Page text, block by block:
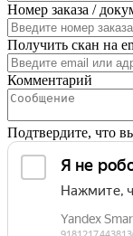
Номер заказа /
Получить скан на
Комментарий
Подтвердите, что